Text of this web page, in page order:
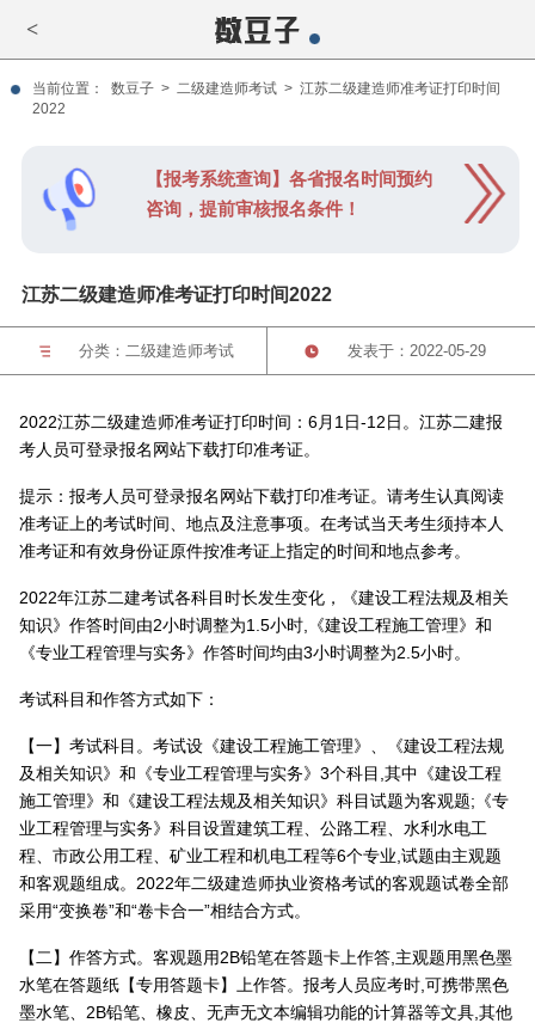
<
当前位置： 数豆子 > 二级建造师考试 > 江苏二级建造师准考证打印时间
2022
【报考系统查询】各省报名时间预约
咨询，提前审核报名条件！
江苏二级建造师准考证打印时间2022
分类：二级建造师考试 发表于：2022-05-29
2022江苏二级建造师准考证打印时间：6月1日-12日。江苏二建报
考人员可登录报名网站下载打印准考证。
提示：报考人员可登录报名网站下载打印准考证。请考生认真阅读
准考证上的考试时间、地点及注意事项。在考试当天考生须持本人
准考证和有效身份证原件按准考证上指定的时间和地点参考。
2022年江苏二建考试各科目时长发生变化，《建设工程法规及相关
知识》作答时间由2小时调整为1.5小时,《建设工程施工管理》和
《专业工程管理与实务》作答时间均由3小时调整为2.5小时。
考试科目和作答方式如下：
【一】考试科目。考试设《建设工程施工管理》、《建设工程法规
及相关知识》和《专业工程管理与实务》3个科目,其中《建设工程
施工管理》和《建设工程法规及相关知识》科目试题为客观题;《专
业工程管理与实务》科目设置建筑工程、公路工程、水利水电工
程、市政公用工程、矿业工程和机电工程等6个专业,试题由主观题
和客观题组成。2022年二级建造师执业资格考试的客观题试卷全部
采用“变换卷”和“卷卡合一”相结合方式。
【二】作答方式。客观题用2B铅笔在答题卡上作答,主观题用黑色墨
水笔在答题纸【专用答题卡】上作答。报考人员应考时,可携带黑色
墨水笔、2B铅笔、橡皮、无声无文本编辑功能的计算器等文具,其他